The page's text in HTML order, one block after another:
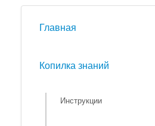
Новости
Главная
Копилка знаний
Инструкции